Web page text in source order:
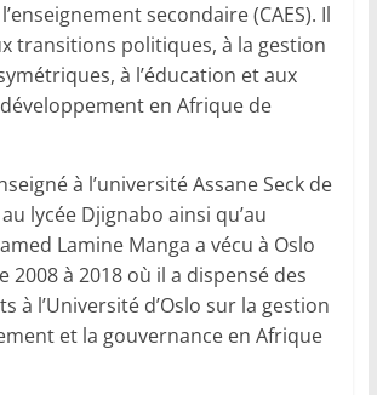
secondaire (CAES). Il
transitions politiques, à la gestion
à l’éducation et aux
en Afrique de
à l’université Assane Seck de
lycée Djignabo ainsi qu’au
Lamine Manga a vécu à Oslo
2008 à 2018 où il a dispensé des
à l’Université d’Oslo sur la gestion
et la gouvernance en Afrique